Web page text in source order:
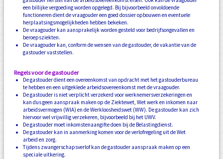
een billijke vergoeding worden opgelegd. Bij bijvoorbeeld onvoldoende
functioneren dient de vraagouder een goed dossier opbouwen en eventuele
herplaatsingsmogelijkheden hebben bekeken.
De vraagouder kan aansprakelijk worden gesteld voor bedrijfsongevallen en
beroepsziekten.
De vraagouder kan, conform de wensen van de gastouder, de vakantie van de
gastouder vaststellen.
Regels voor de gastouder
De gastouder dient een overeenkomst van opdracht met het gastouderbureau
te hebben en een uitgeklede arbeidsovereenkomst met de vraagouder.
De gastouder is niet verplicht verzekerd voor werknemersverzekeringen en
kan dus geen aanspraak maken op de Ziektewet, Wet werk en inkomen naar
arbeidsvermogen (WIA) en de Werkloosheidswet (WW). De gastouder kan zich
hiervoor wel vrijwillig verzekeren, bijvoorbeeld bij het UWV.
De gastouder moet inkomstenaangifte doen bij de Belastingdienst.
De gastouder kan in aanmerking komen voor de verlofregeling uit de Wet
arbeid en zorg.
Tijdens zwangerschapsverlof kan de gastouder aanspraak maken op een
speciale uitkering.